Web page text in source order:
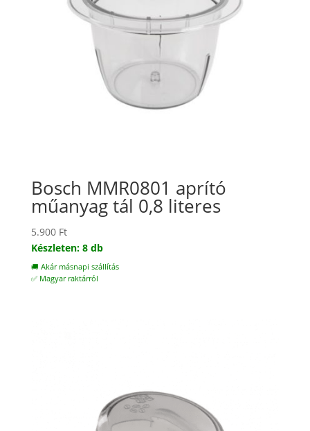
Bosch MMR0801 aprító
műanyag tál 0,8 literes
5.900 Ft
Készleten: 8 db
🚚 Akár másnapi szállítás
✅ Magyar raktárról